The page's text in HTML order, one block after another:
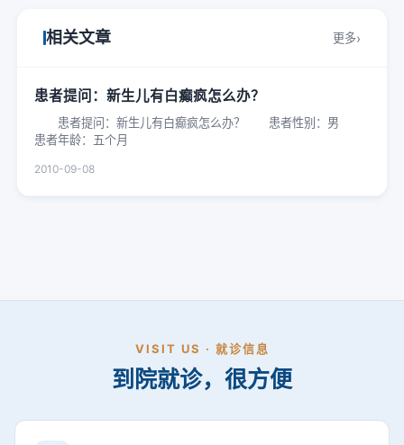
相关文章 更多
患者提问：新生儿有白癫疯怎么办？
患者提问：新生儿有白癫疯怎么办？ 患者性别：男
患者年龄：五个月
2010-09-08
VISIT US · 就诊信息
到院就诊，很方便